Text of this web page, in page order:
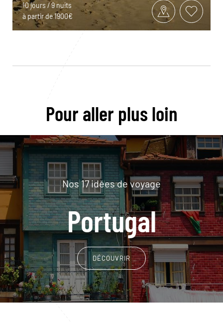
10 jours / 9 nuits
à partir de 1900€
Pour aller plus loin
Nos 17 idées de voyage
Portugal
DÉCOUVRIR